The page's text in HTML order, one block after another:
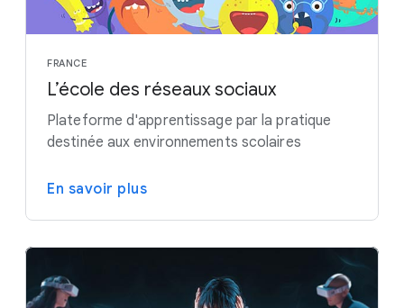
FRANCE
L’école des réseaux sociaux
Plateforme d'apprentissage par la pratique
destinée aux environnements scolaires
En savoir plus